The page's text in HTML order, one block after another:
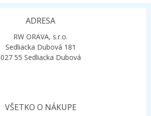
ADRESA
RW ORAVA, s.r.o.
Sedliacka Dubová 181
027 55 Sedliacka Dubová
VŠETKO O NÁKUPE